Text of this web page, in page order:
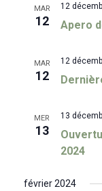
MAR
12
12
Apero
MAR
12
12
MER
13
13
2024
février 2024